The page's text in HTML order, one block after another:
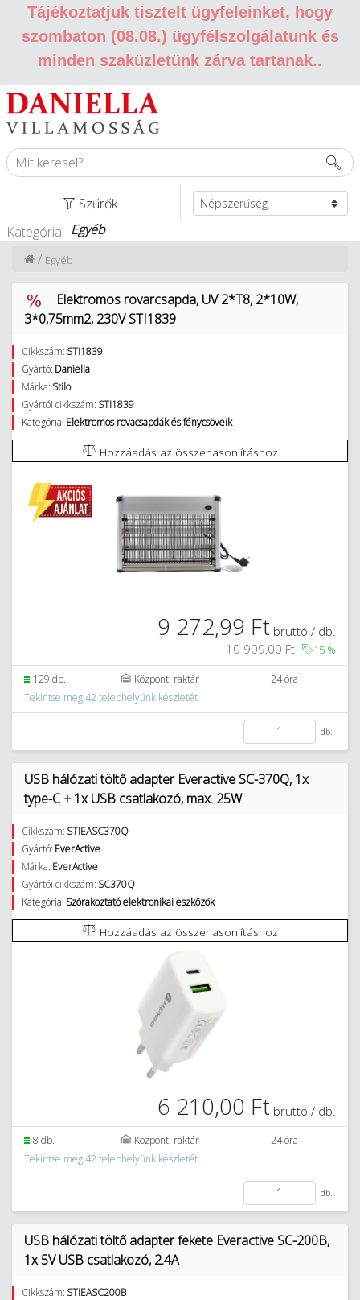
Tájékoztatjuk tisztelt ügyfeleinket, hogy
szombaton (08.08.) ügyfélszolgálatunk és
minden szaküzletünk zárva tartanak..
Szűrők
Kategória: Egyéb
Egyéb
/
Elektromos rovarcsapda, UV 2*T8, 2*10W,
3*0,75mm2, 230V STI1839
Cikkszám: STI1839
Gyártó: Daniella
Márka: Stilo
Gyártói cikkszám: STI1839
Kategória: Elektromos rovacsapdák és fénycsöveik
Hozzáadás az összehasonlításhoz
9 272,99 Ft bruttó / db.
10 909,00 Ft
15 %
129 db. Központi raktár
24 óra
Tekintse meg 42 telephelyünk készletét
db.
USB hálózati töltő adapter Everactive SC-370Q, 1x
type-C + 1x USB csatlakozó, max. 25W
Cikkszám: STIEASC370Q
Gyártó: EverActive
Márka: EverActive
Gyártói cikkszám: SC370Q
Kategória: Szórakoztató elektronikai eszközök
Hozzáadás az összehasonlításhoz
6 210,00 Ft bruttó / db.
8 db. Központi raktár
24 óra
Tekintse meg 42 telephelyünk készletét
db.
USB hálózati töltő adapter fekete Everactive SC-200B,
1x 5V USB csatlakozó, 2.4A
Cikkszám: STIEASC200B